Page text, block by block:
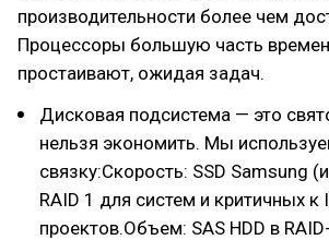
производительности более чем
Процессоры большую часть
простаивают, ожидая задач.
Дисковая подсистема — это
нельзя экономить. Мы
связку:Скорость: SSD Samsung
RAID 1 для систем и критичных к
проектов.Объем: SAS HDD в